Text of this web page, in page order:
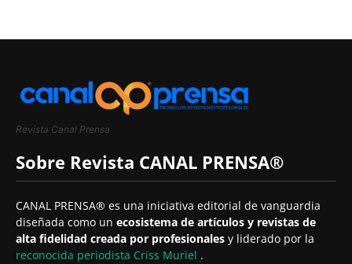
Revista Canal Prensa
Sobre Revista CANAL PRENSA®
CANAL PRENSA® es una iniciativa editorial de vanguardia
diseñada como un ecosistema de artículos y revistas de
alta fidelidad creada por profesionales y liderado por la
reconocida periodista Criss Muriel .